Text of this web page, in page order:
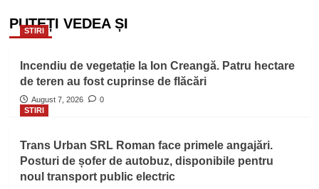
PUTEȚI VEDEA ȘI
STIRI
Incendiu de vegetație la Ion Creangă. Patru hectare
de teren au fost cuprinse de flăcări
August 7, 2026
0
STIRI
Trans Urban SRL Roman face primele angajări.
Posturi de șofer de autobuz, disponibile pentru
noul transport public electric